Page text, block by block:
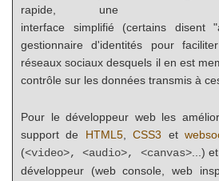
rapide, une
interface simplifié (certains
gestionnaire d'identités pour
réseaux sociaux desquels il en est
contrôle sur les données transmis à
Pour le développeur web les
support de HTML5,CSS3 et
(<video>, <audio>, <canvas>...)
développeur (web console, web